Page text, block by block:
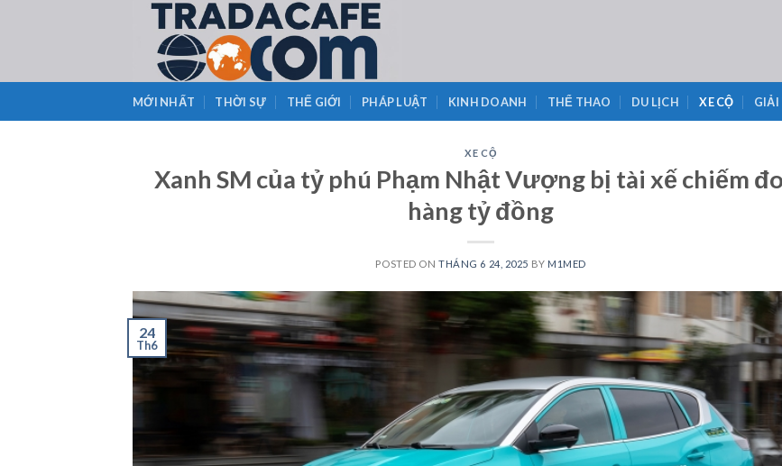
MỚI NHẤT THỜI SỰ THẾ GIỚI PHÁP LUẬT KINH DOANH THỂ THAO DU LỊCH XE CỘ GIẢI
XE CỘ
Xanh SM của tỷ phú Phạm Nhật Vượng bị tài xế chiếm
hàng tỷ đồng
POSTED ONTHÁNG 6 24, 2025 BY M1MED
24
Th6